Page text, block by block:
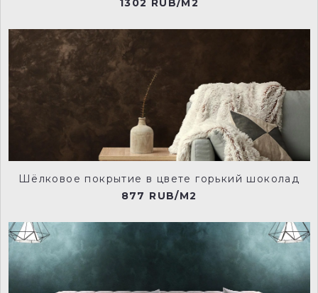
1302 RUB/M2
Шёлковое покрытие в цвете горький шоколад
877 RUB/M2